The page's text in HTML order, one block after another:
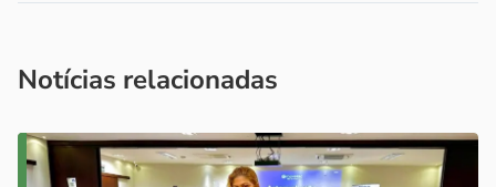
Notícias relacionadas